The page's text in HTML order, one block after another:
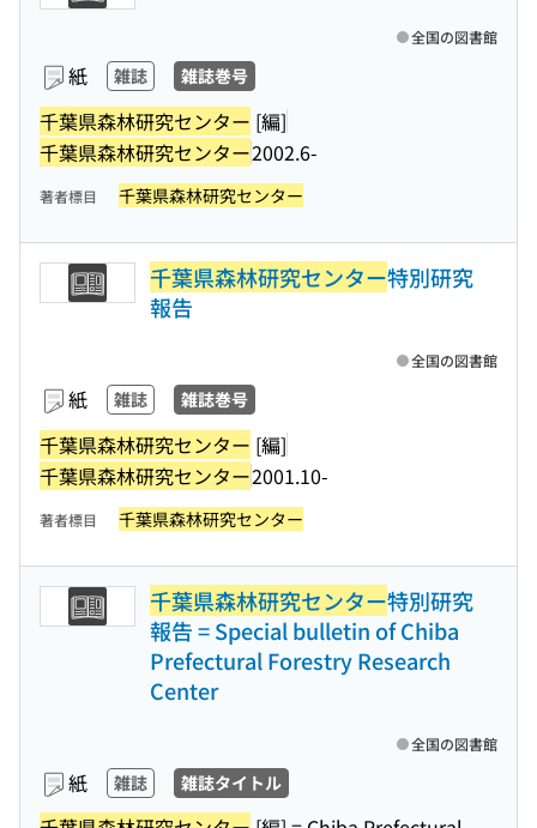
紙 雑誌 雑誌巻号
千葉県森林研究センター [編]
千葉県森林研究センター2002.6-
全国の図書館
著者標目 千葉県森林研究センター
千葉県森林研究センター特別研究
報告
紙 雑誌 雑誌巻号
千葉県森林研究センター [編]
千葉県森林研究センター2001.10-
全国の図書館
著者標目 千葉県森林研究センター
千葉県森林研究センター特別研究
報告 = Special bulletin of Chiba
Prefectural Forestry Research
Center
紙 雑誌 雑誌タイトル
全国の図書館